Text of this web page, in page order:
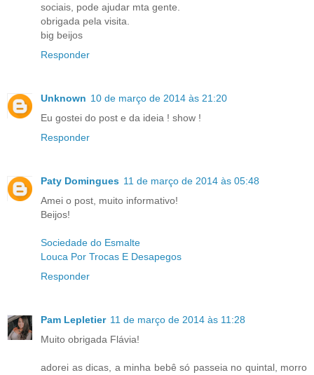
sociais, pode ajudar mta gente.
obrigada pela visita.
big beijos
Responder
Unknown 10 de março de 2014 às 21:20
Eu gostei do post e da ideia ! show !
Responder
Paty Domingues 11 de março de 2014 às 05:48
Amei o post, muito informativo!
Beijos!
Sociedade do Esmalte
Louca Por Trocas E Desapegos
Responder
Pam Lepletier 11 de março de 2014 às 11:28
Muito obrigada Flávia!
adorei as dicas, a minha bebê só passeia no quintal, morro